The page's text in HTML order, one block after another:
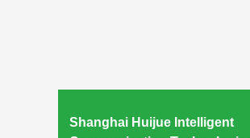
Shanghai Huijue Intelligent